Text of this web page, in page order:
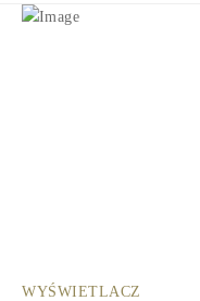
WYŚWIETLACZ